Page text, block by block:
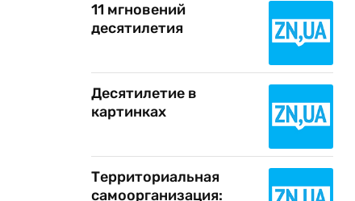
11 мгновений
десятилетия
Десятилетие в
картинках
Территориальная
самоорганизация: